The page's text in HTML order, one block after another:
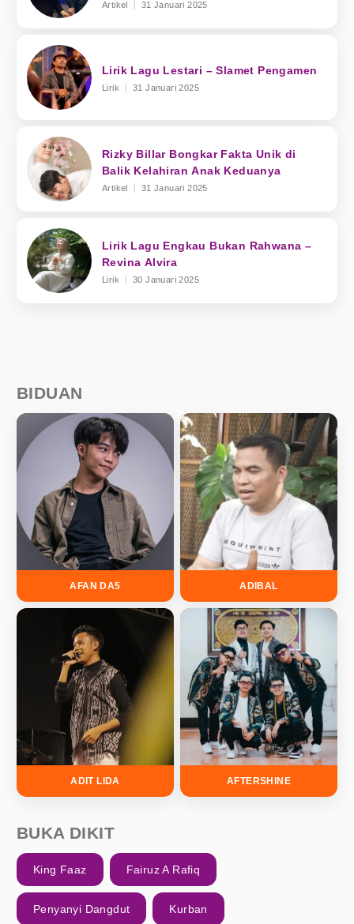
Artikel 31 Januari 2025
Lirik Lagu Lestari – Slamet Pengamen
Lirik 31 Januari 2025
Rizky Billar Bongkar Fakta Unik di
Balik Kelahiran Anak Keduanya
Artikel 31 Januari 2025
Lirik Lagu Engkau Bukan Rahwana –
Revina Alvira
Lirik 30 Januari 2025
BIDUAN
AFAN DA5 ADIBAL
ADIT LIDA AFTERSHINE
BUKA DIKIT
King Faaz Fairuz A Rafiq
Penyanyi Dangdut Kurban